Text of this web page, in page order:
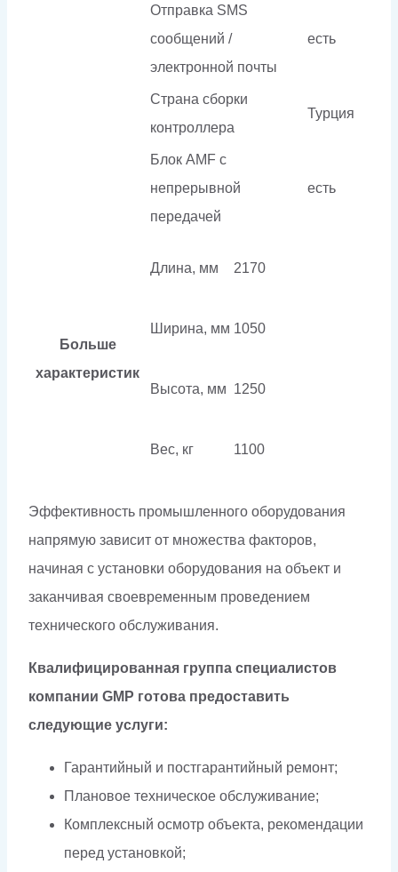
Отправка SMS
сообщений /
электронной почты
есть
Страна сборки
контроллера
Турция
Блок AMF с
непрерывной
передачей
есть
Больше
характеристик
Длина, мм 2170
Ширина, мм 1050
Высота, мм 1250
Вес, кг 1100
Эффективность промышленного оборудования
напрямую зависит от множества факторов,
начиная с установки оборудования на объект и
заканчивая своевременным проведением
технического обслуживания.
Квалифицированная группа специалистов
компании GMP готова предоставить
следующие услуги:
Гарантийный и постгарантийный ремонт;
Плановое техническое обслуживание;
Комплексный осмотр объекта, рекомендации
перед установкой;